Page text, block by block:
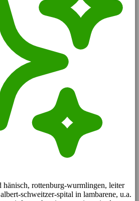
hänisch, rottenburg-wurmlingen, leiter
schweitzer-spital in lambarene, u.a.